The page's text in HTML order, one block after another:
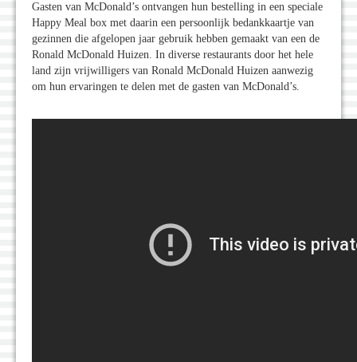
Gasten van McDonald’s ontvangen hun bestelling in een speciale
Happy Meal box met daarin een persoonlijk bedankkaartje van
gezinnen die afgelopen jaar gebruik hebben gemaakt van een de
Ronald McDonald Huizen. In diverse restaurants door het hele
land zijn vrijwilligers van Ronald McDonald Huizen aanwezig
om hun ervaringen te delen met de gasten van McDonald’s.